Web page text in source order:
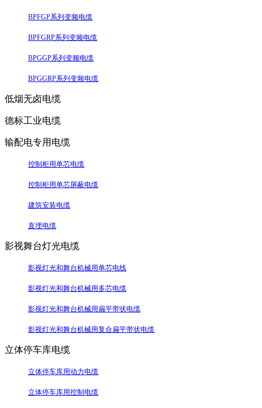
BPFGP系列变频电缆
BPFGRP系列变频电缆
BPGGP系列变频电缆
BPGGRP系列变频电缆
低烟无卤电缆
德标工业电缆
输配电专用电缆
控制柜用单芯电缆
控制柜用单芯屏蔽电缆
建筑安装电缆
直埋电缆
影视舞台灯光电缆
影视灯光和舞台机械用单芯电线
影视灯光和舞台机械用多芯电缆
影视灯光和舞台机械用扁平带状电缆
影视灯光和舞台机械用复合扁平带状电缆
立体停车库电缆
立体停车库用动力电缆
立体停车库用控制电缆